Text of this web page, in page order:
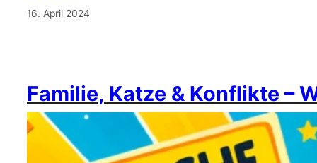
16. April 2024
Familie, Katze & Konflikte –